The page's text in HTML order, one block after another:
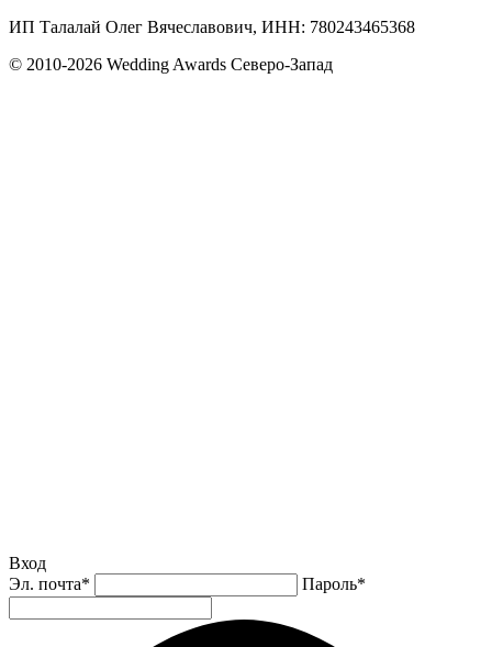
ИП Талалай Олег Вячеславович, ИНН: 780243465368
© 2010-2026 Wedding Awards Северо-Запад
Вход
Эл. почта* Пароль*